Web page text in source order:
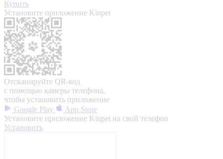
Купить
Установите приложение Kinpet
Отсканируйте QR-код
с помощью камеры телефона,
чтобы установить приложение
Google Play
App Store
Установите приложение Kinpet на свой телефон
Установить